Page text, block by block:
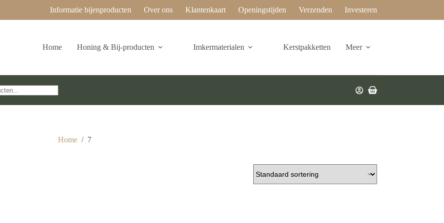
Informatie bijenproducten Over ons Klantenkaart Openingstijden Verzenden Investeren
Home Honing & Bij-producten Imkermaterialen Kerstpakketten Meer
Winkelwagen
Home / 7